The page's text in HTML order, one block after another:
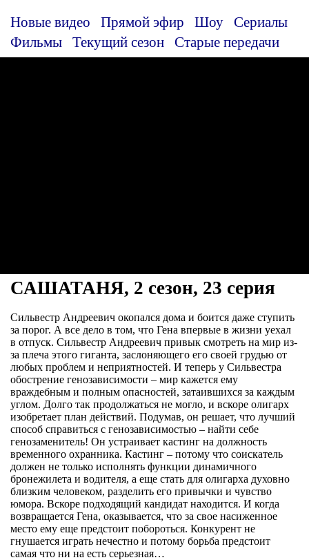
Новые видео Прямой эфир Шоу
Сериалы
Фильмы
Текущий сезон Старые передачи
САШАТАНЯ, 2 сезон, 23 серия
Сильвестр Андреевич окопался дома и боится даже ступить
за порог. А все дело в том, что Гена впервые в жизни уехал
в отпуск. Сильвестр Андреевич привык смотреть на мир из-
за плеча этого гиганта, заслоняющего его своей грудью от
любых проблем и неприятностей. И теперь у Сильвестра
обострение генозависимости – мир кажется ему
враждебным и полным опасностей, затаившихся за каждым
углом. Долго так продолжаться не могло, и вскоре олигарх
изобретает план действий. Подумав, он решает, что лучший
способ справиться с генозависимостью – найти себе
генозаменитель! Он устраивает кастинг на должность
временного охранника. Кастинг – потому что соискатель
должен не только исполнять функции динамичного
бронежилета и водителя, а еще стать для олигарха духовно
близким человеком, разделить его привычки и чувство
юмора. Вскоре подходящий кандидат находится. И когда
возвращается Гена, оказывается, что за свое насиженное
место ему еще предстоит побороться. Конкурент не
гнушается играть нечестно и потому борьба предстоит
самая что ни на есть серьезная…